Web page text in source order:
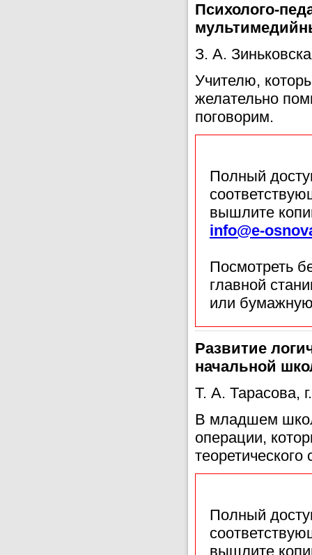
Психолого-
З. А.
Учителю,
желательно
поговорим.
Полный
вышлите
info@e-
Посмотреть
главной
или
Развитие
начальной
Т. А. Тарасова,
В младшем
операции,
Полный
вышлите